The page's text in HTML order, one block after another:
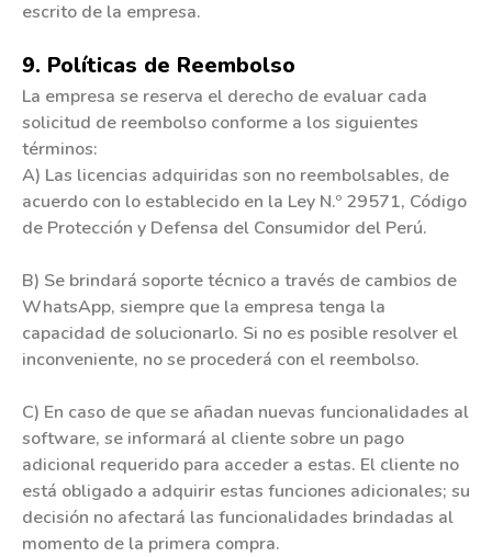
escrito de la empresa.
9. Políticas de Reembolso
La empresa se reserva el derecho de evaluar cada
solicitud de reembolso conforme a los siguientes
términos:​
A) Las licencias adquiridas son no reembolsables, de
acuerdo con lo establecido en la Ley N.º 29571, Código
de Protección y Defensa del Consumidor del Perú.​
B) Se brindará soporte técnico a través de cambios de
WhatsApp, siempre que la empresa tenga la
capacidad de solucionarlo. Si no es posible resolver el
inconveniente, no se procederá con el reembolso.​
C) En caso de que se añadan nuevas funcionalidades al
software, se informará al cliente sobre un pago
adicional requerido para acceder a estas. El cliente no
está obligado a adquirir estas funciones adicionales; su
decisión no afectará las funcionalidades brindadas al
momento de la primera compra.